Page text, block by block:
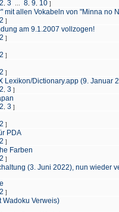
2 3 8 9 10 ]
mit allen Vokabeln von "Minna no
2 ]
am 9.1.2007 vollzogen!
2 ]
2 ]
2 ]
Lexikon/Dictionary.app (9. Januar
2 3 ]
2 3 ]
2 ]
PDA
2 ]
Farben
2 ]
(3. Juni 2022), nun wieder
2 ]
Wadoku Verweis)